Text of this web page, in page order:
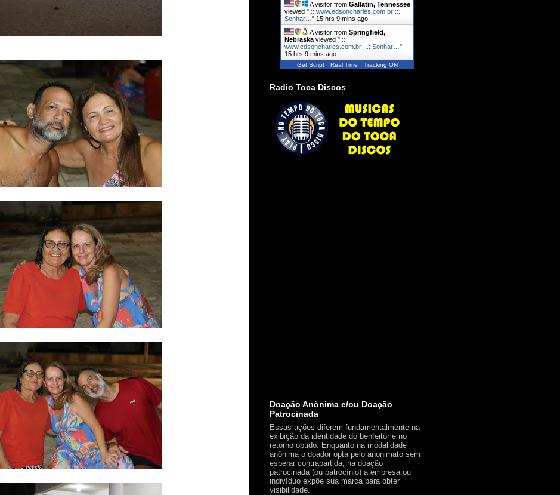
A visitor from Gallatin, Tennessee
viewed ".:: www.edsoncharles.com.br ::.:
Sonhar… " 15 hrs 9 mins ago
A visitor from Springfield,
Nebraskaviewed ".::
www.edsoncharles.com.br ::.: Sonhar… "
15 hrs 9 mins ago
Get Script Real Time Tracking ON
Radio Toca Discos
Doação Anônima e/ou Doação
Patrocinada
Essas ações diferem fundamentalmente na
exibição da identidade do benfeitor e no
retorno obtido. Enquanto na modalidade
anônima o doador opta pelo anonimato sem
esperar contrapartida, na doação
patrocinada (ou patrocínio) a empresa ou
indivíduo expõe sua marca para obter
visibilidade.